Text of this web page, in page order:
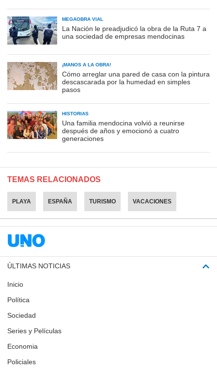
MEGAOBRA VIAL
La Nación le preadjudicó la obra de la Ruta 7 a
una sociedad de empresas mendocinas
¡MANOS A LA OBRA!
Cómo arreglar una pared de casa con la pintura
descascarada por la humedad en simples
pasos
HISTORIAS
Una familia mendocina volvió a reunirse
después de años y emocionó a cuatro
generaciones
TEMAS RELACIONADOS
PLAYA ESPAÑA TURISMO VACACIONES
ÚLTIMAS NOTICIAS
Inicio
Política
Sociedad
Series y Películas
Economia
Policiales